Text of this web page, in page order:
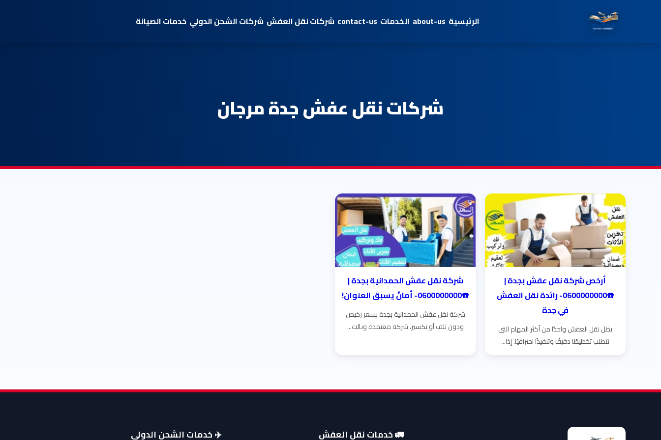
الرئيسية about-us الخدمات contact-us شركات نقل العفش شركات الشحن الدولي خدمات الصيانة
شركات نقل عفش جدة مرجان
أرخص شركة نقل عفش بجدة |
☎️0600000000- رائدة نقل العفش
في جدة
يظل نقل العفش واحدًا من أكثر المهام التي
تتطلب تخطيطًا دقيقًا وتنفيذًا احترافيًا. إذا...
شركة نقل عفش الحمدانية بجدة |
☎️0600000000- أمانٌ يسبق العنوان!
شركة نقل عفش الحمدانية بجدة بسعر رخيص
ودون تلف أو تكسير، شركة معتمدة ونالت...
🚛 خدمات نقل العفش ✈️ خدمات الشحن الدولي